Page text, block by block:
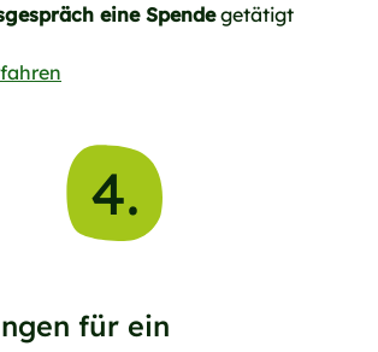
eine Spendegetätigt
4.
für ein